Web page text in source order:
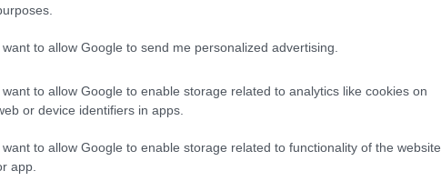
want to allow Google to send me personalized advertising.
want to allow Google to enable storage related to analytics like cookies on
or device identifiers in apps.
want to allow Google to enable storage related to functionality of the website
app.
AZ ÖRDÖG KERTJE: KINEK A MŰVE EZ A
ŐSERDŐKBEN?